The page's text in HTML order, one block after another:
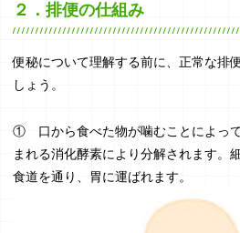
２．排便の仕組み
便秘について理解する前に、正常な排
しょう。
① 口から食べた物が噛むことによっ
まれる消化酵素により分解されます。
食道を通り、胃に運ばれます。